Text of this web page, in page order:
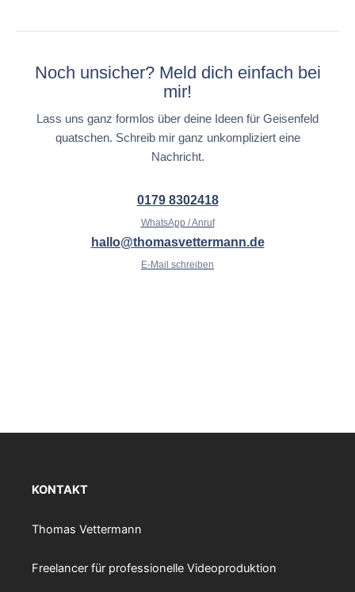
Noch unsicher? Meld dich einfach bei
mir!
Lass uns ganz formlos über deine Ideen für Geisenfeld
quatschen. Schreib mir ganz unkompliziert eine
Nachricht.
0179 8302418
WhatsApp / Anruf
hallo@thomasvettermann.de
E-Mail schreiben
KONTAKT
Thomas Vettermann
Freelancer für professionelle Videoproduktion